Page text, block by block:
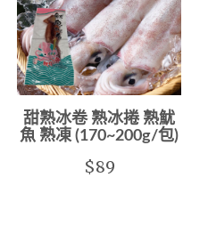
甜熟冰卷 熟冰捲 熟魷
魚 熟凍 (170~200g/包)
$89